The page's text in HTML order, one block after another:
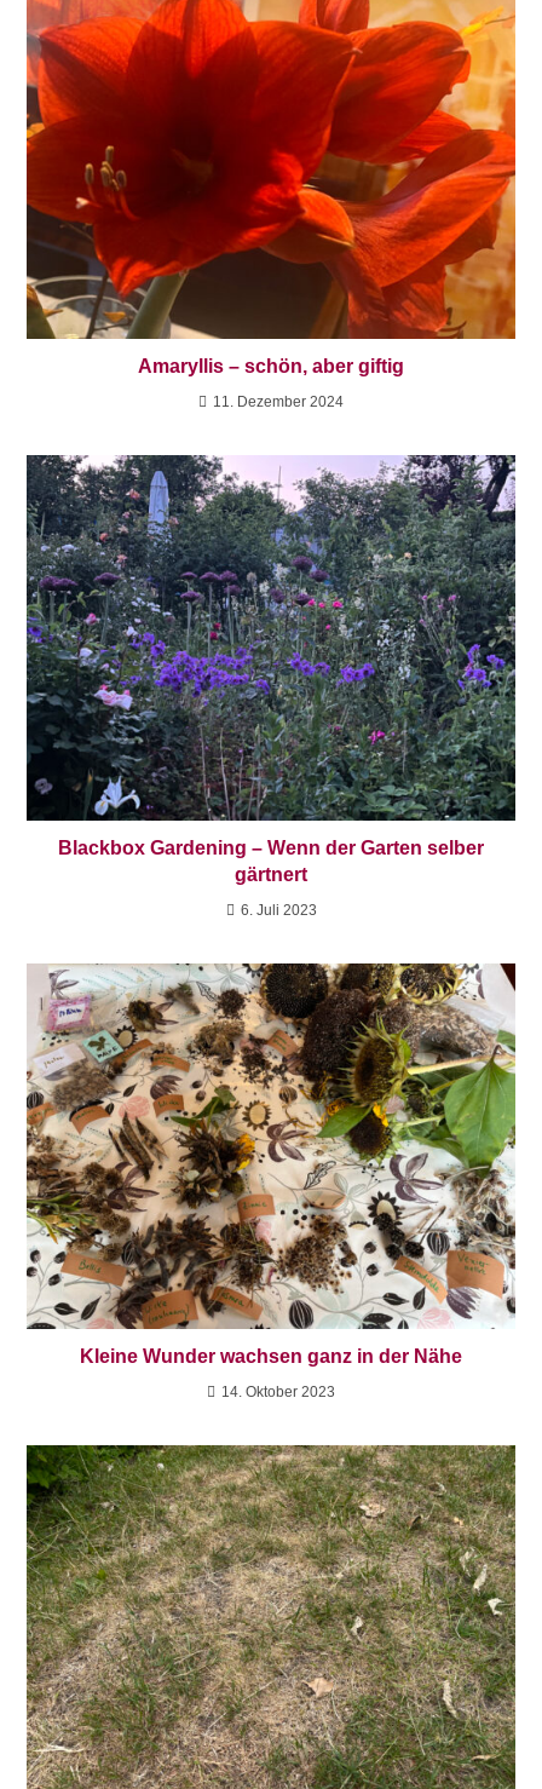
e
Amaryllis – schön, aber giftig
11. Dezember 2024
Blackbox Gardening – Wenn der Garten selber
gärtnert
6. Juli 2023
Kleine Wunder wachsen ganz in der Nähe
14. Oktober 2023